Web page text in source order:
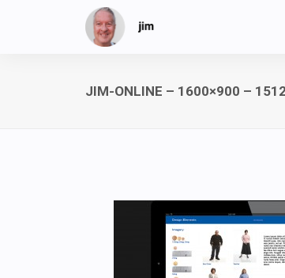
JIM-ONLINE – 1600×900 –